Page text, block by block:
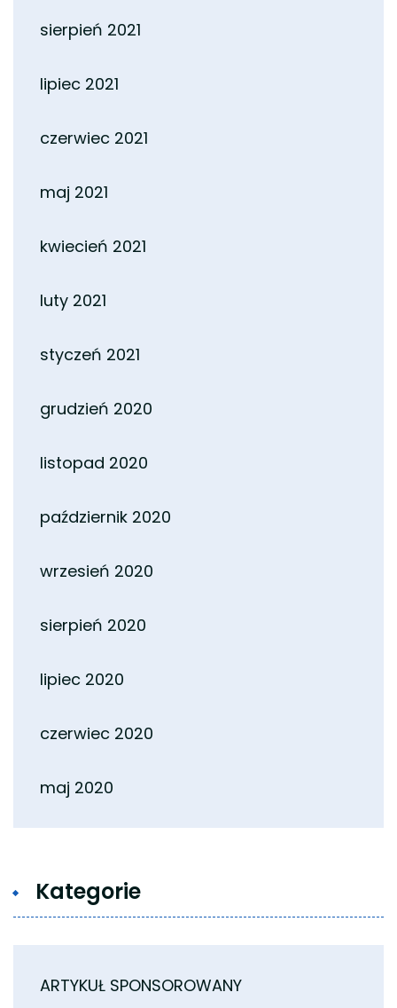
sierpień 2021
lipiec 2021
czerwiec 2021
maj 2021
kwiecień 2021
luty 2021
styczeń 2021
grudzień 2020
listopad 2020
październik 2020
wrzesień 2020
sierpień 2020
lipiec 2020
czerwiec 2020
maj 2020
Kategorie
ARTYKUŁ SPONSOROWANY